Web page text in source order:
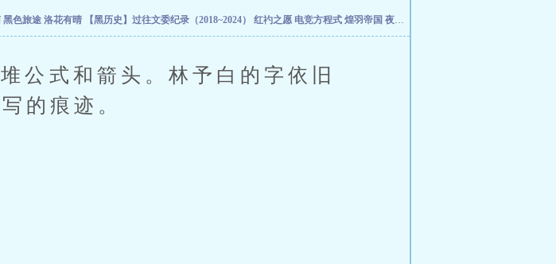
黑色旅途 洛花有晴 【黑历史】过往文委纪录（2018~2024） 红礿之愿 电竞方程式 煌羽帝国 夜班花店不打烊
式和箭头。林予白的字依旧
的痕迹。